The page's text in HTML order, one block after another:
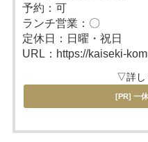
予約：可
ランチ営業：〇
定休日：日曜・祝日
URL：https://kaiseki-
▽詳し
[PR] 一